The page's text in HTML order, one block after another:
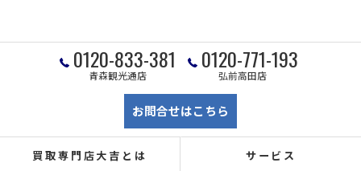
0120-833-381
青森観光通店
0120-771-193
弘前高田店
お問合せはこちら
買取専門店大吉とは サービス